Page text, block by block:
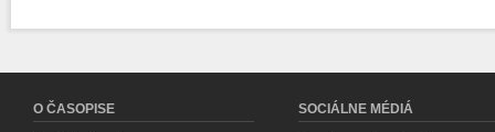
O ČASOPISE SOCIÁLNE MÉDIÁ